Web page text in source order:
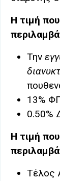
Η τιμή
Την
13%
0.50%
Η τιμή
Τέλος